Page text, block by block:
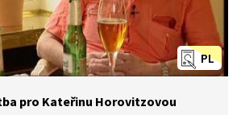
PL
pro Kateřinu Horovitzovou